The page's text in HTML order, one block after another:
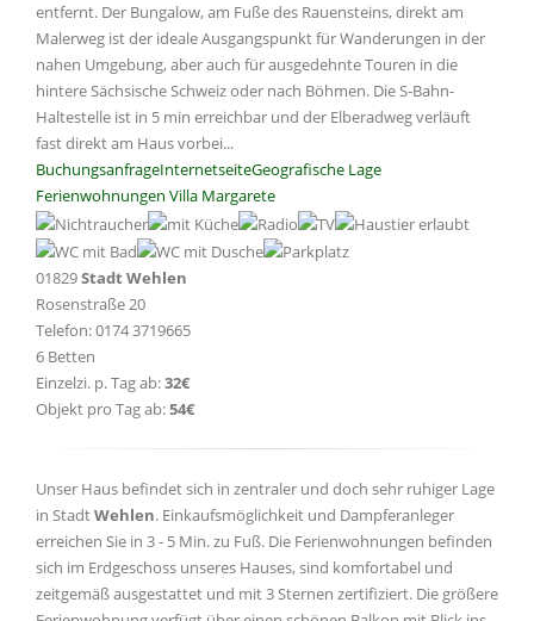
entfernt. Der Bungalow, am Fuße des Rauensteins, direkt am
Malerweg ist der ideale Ausgangspunkt für Wanderungen in der
nahen Umgebung, aber auch für ausgedehnte Touren in die
hintere Sächsische Schweiz oder nach Böhmen. Die S-Bahn-
Haltestelle ist in 5 min erreichbar und der Elberadweg verläuft
fast direkt am Haus vorbei...
BuchungsanfrageInternetseiteGeografische Lage
Ferienwohnungen Villa Margarete
01829Stadt Wehlen
Rosenstraße 20
Telefon: 0174 3719665
6 Betten
Einzelzi. p. Tag ab:32€
Objekt pro Tag ab:54€
Unser Haus befindet sich in zentraler und doch sehr ruhiger Lage
in StadtWehlen. Einkaufsmöglichkeit und Dampferanleger
erreichen Sie in 3 - 5 Min. zu Fuß. Die Ferienwohnungen befinden
sich im Erdgeschoss unseres Hauses, sind komfortabel und
zeitgemäß ausgestattet und mit 3 Sternen zertifiziert. Die größere